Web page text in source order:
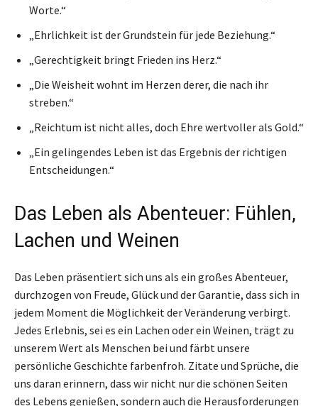
Worte.“
„Ehrlichkeit ist der Grundstein für jede Beziehung.“
„Gerechtigkeit bringt Frieden ins Herz.“
„Die Weisheit wohnt im Herzen derer, die nach ihr
streben.“
„Reichtum ist nicht alles, doch Ehre wertvoller als Gold.“
„Ein gelingendes Leben ist das Ergebnis der richtigen
Entscheidungen.“
Das Leben als Abenteuer: Fühlen,
Lachen und Weinen
Das Leben präsentiert sich uns als ein großes Abenteuer,
durchzogen von Freude, Glück und der Garantie, dass sich in
jedem Moment die Möglichkeit der Veränderung verbirgt.
Jedes Erlebnis, sei es ein Lachen oder ein Weinen, trägt zu
unserem Wert als Menschen bei und färbt unsere
persönliche Geschichte farbenfroh. Zitate und Sprüche, die
uns daran erinnern, dass wir nicht nur die schönen Seiten
des Lebens genießen, sondern auch die Herausforderungen